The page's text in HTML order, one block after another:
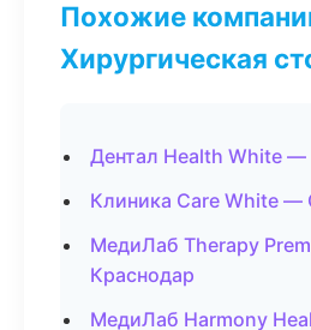
Похожие
Хирургическая
Дентал Health White
Клиника Care White —
МедиЛаб Therapy
Краснодар
МедиЛаб Harmony